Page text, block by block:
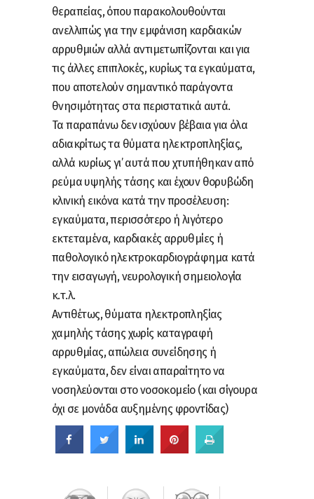
θεραπείας, όπου παρακολουθούνται
ανελλιπώς για την εμφάνιση καρδιακών
αρρυθμιών αλλά αντιμετωπίζονται και για
τις άλλες επιπλοκές, κυρίως τα εγκαύματα,
που αποτελούν σημαντικό παράγοντα
θνησιμότητας στα περιστατικά αυτά.
Τα παραπάνω δεν ισχύουν βέβαια για όλα
αδιακρίτως τα θύματα ηλεκτροπληξίας,
αλλά κυρίως γι’ αυτά που χτυπήθηκαν από
ρεύμα υψηλής τάσης και έχουν θορυβώδη
κλινική εικόνα κατά την προσέλευση:
εγκαύματα, περισσότερο ή λιγότερο
εκτεταμένα, καρδιακές αρρυθμίες ή
παθολογικό ηλεκτροκαρδιογράφημα κατά
την εισαγωγή, νευρολογική σημειολογία
κ.τ.λ.
Αντιθέτως, θύματα ηλεκτροπληξίας
χαμηλής τάσης χωρίς καταγραφή
αρρυθμίας, απώλεια συνείδησης ή
εγκαύματα, δεν είναι απαραίτητο να
νοσηλεύονται στο νοσοκομείο (και σίγουρα
όχι σε μονάδα αυξημένης φροντίδας)